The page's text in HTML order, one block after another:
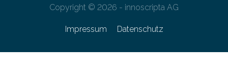
Copyright © 2026 - innoscripta AG
Impressum Datenschutz